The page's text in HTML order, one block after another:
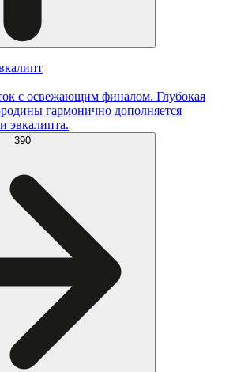
с освежающим финалом. Глубокая
гармонично дополняется
эвкалипта.
390